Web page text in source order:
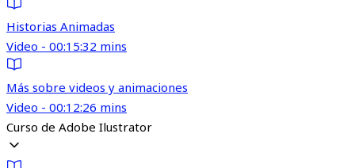
Historias Animadas
Video - 00:15:32 mins
Más sobre videos y animaciones
Video - 00:12:26 mins
Curso de Adobe Ilustrator